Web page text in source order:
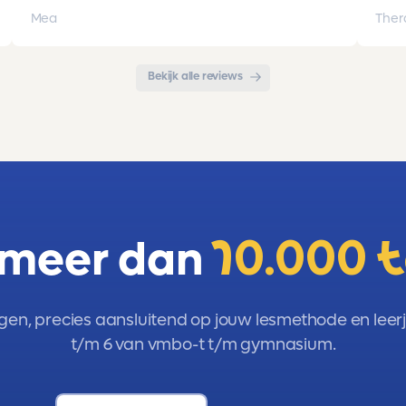
opgebouwd. Goede snelle communicatie
Mea
Bekijk alle reviews
dan10.000
precies aansluitend op jouw lesmethode en
t/m 6 van vmbo-t t/m gymnasium.